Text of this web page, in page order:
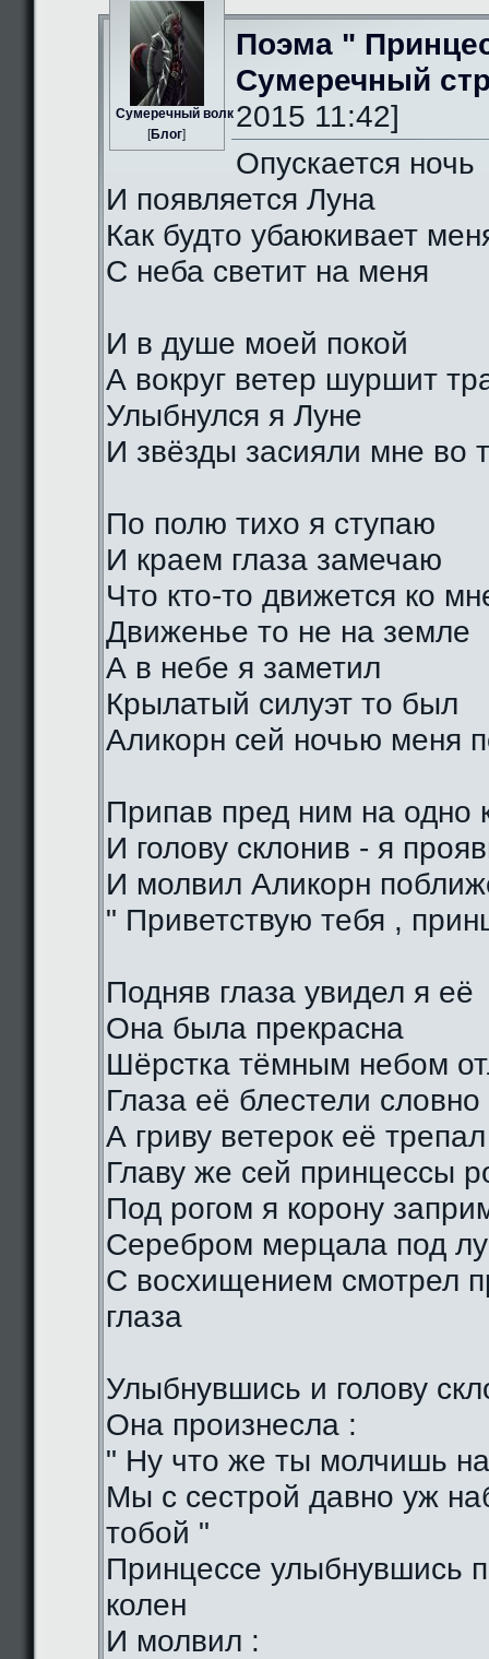
Сумеречный волк
[Блог]
Поэма "
Сумеречный
2015 11:42]
Опускается ночь
И появляется Луна
Как будто убаюкивает
С неба светит на меня
И в душе моей покой
А вокруг ветер шуршит
Улыбнулся я Луне
И звёзды засияли мне во
По полю тихо я ступаю
И краем глаза замечаю
Что кто-то движется ко
Движенье то не на земле
А в небе я заметил
Крылатый силуэт то был
Аликорн сей ночью меня
Припав пред ним на одно
И голову склонив - я
И молвил Аликорн
" Приветствую тебя ,
Подняв глаза увидел я её
Она была прекрасна
Шёрстка тёмным небом
Глаза её блестели
А гриву ветерок её трепал
Главу же сей принцессы
Под рогом я корону
Серебром мерцала под
С восхищением смотрел
глаза
Улыбнувшись и голову
Она произнесла :
" Ну что же ты молчишь
Мы с сестрой давно уж
тобой "
Принцессе улыбнувшись
колен
И молвил :